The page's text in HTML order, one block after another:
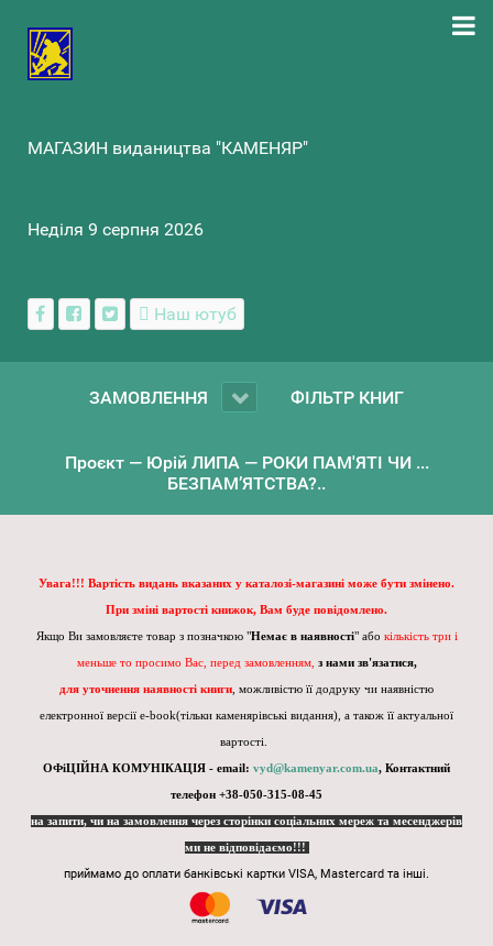
МАГАЗИН видаництва "КАМЕНЯР"
Неділя 9 серпня 2026
Наш ютуб
ЗАМОВЛЕННЯ ФІЛЬТР КНИГ
Проєкт — Юрій ЛИПА — РОКИ ПАМ'ЯТІ ЧИ ...
БЕЗПАМ’ЯТСТВА?..
Увага!!! Вартість видань вказаних у каталозі-магазині може бути змінено.
При зміні вартості книжок, Вам буде повідомлено.
Якщо Ви замовляєте товар з позначкою "Немає в наявності" або кількість три і
меньше то просимо Вас, перед замовленням, з нами зв'язатися,
для уточнення наявності книги , можливістю її додруку чи наявністю
електронної версії e-book(тільки каменярівські видання), а також її актуальної
вартості.
ОФіЦІЙНА КОМУНІКАЦІЯ - email: vyd@kamenyar.com.ua, Контактний
телефон +38-050-315-08-45
на запити, чи на замовлення через сторінки соціальних мереж та месенджерів
ми не відповідаємо!!!
приймамо до оплати банківські картки VISA, Mastercard та інші.